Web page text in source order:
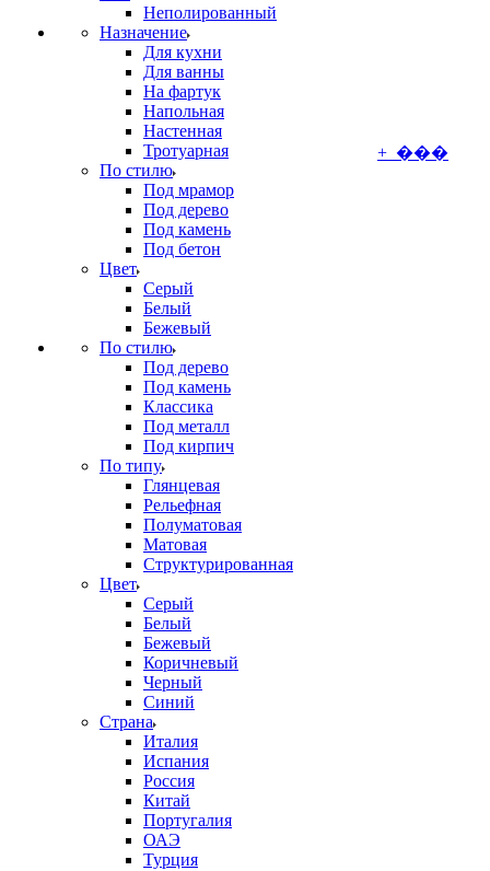
Неполированный
Назначение
Для кухни
Для ванны
На фартук
Напольная
Настенная
Тротуарная
По стилю
Под мрамор
Под дерево
Под камень
Под бетон
Цвет
Серый
Белый
Бежевый
По стилю
Под дерево
Под камень
Классика
Под металл
Под кирпич
По типу
Глянцевая
Рельефная
Полуматовая
Матовая
Структурированная
Цвет
Серый
Белый
Бежевый
Коричневый
Черный
Синий
Страна
Италия
Испания
Россия
Китай
Португалия
ОАЭ
Турция
+ ���